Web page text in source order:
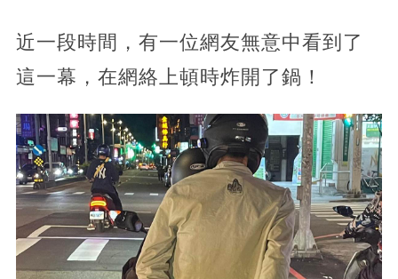
近一段時間，有一位網友無意中看到了
這一幕，在網絡上頓時炸開了鍋！